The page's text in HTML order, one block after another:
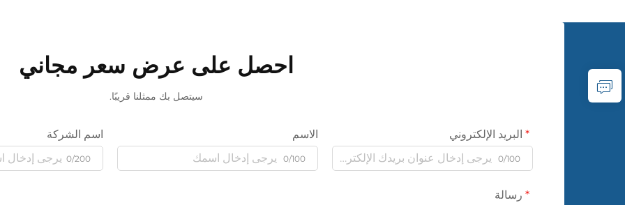
احصل على عرض سعر مجاني
سيتصل بك ممثلنا قريبًا.
البريد الإلكتروني
0/100
الاسم
0/100
اسم الشركة
0/200
رسالة